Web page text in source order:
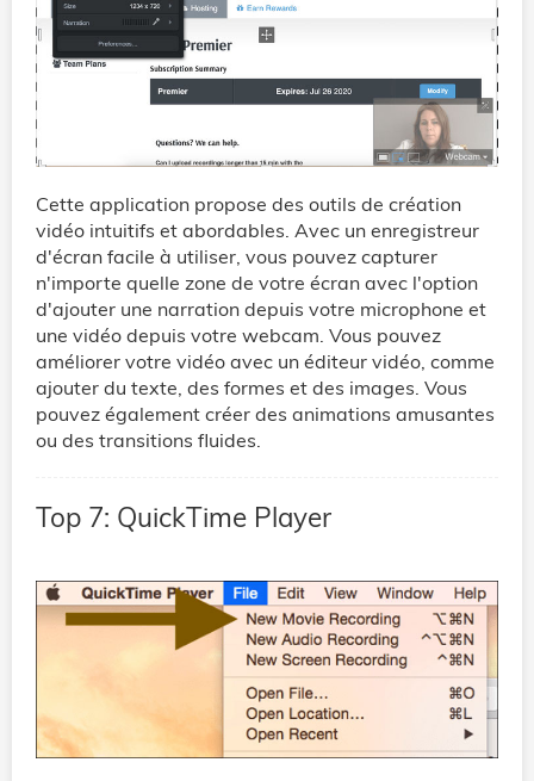
Cette application propose des outils de création
vidéo intuitifs et abordables. Avec un enregistreur
d'écran facile à utiliser, vous pouvez capturer
n'importe quelle zone de votre écran avec l'option
d'ajouter une narration depuis votre microphone et
une vidéo depuis votre webcam. Vous pouvez
améliorer votre vidéo avec un éditeur vidéo, comme
ajouter du texte, des formes et des images. Vous
pouvez également créer des animations amusantes
ou des transitions fluides.
Top 7: QuickTime Player